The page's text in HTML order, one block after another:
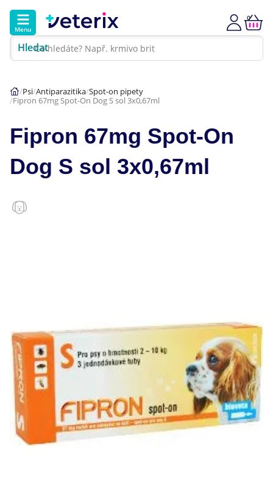
Menu
Hledat
0
Hlavní kategorie
Akce
Psi
Kočky
777 319 516 (Po–Pá, 9–19h; So–Ne, 9–14h)
info@veterix.cz
E-shop Veterix
777 319 517 (Po–Pá, 8–15h)
eshop@veterix.cz
Psi Antiparazitika Spot-on pipety
Fipron 67mg Spot-On Dog S sol 3x0,67ml
Fipron 67mg Spot-On
Dog S sol 3x0,67ml